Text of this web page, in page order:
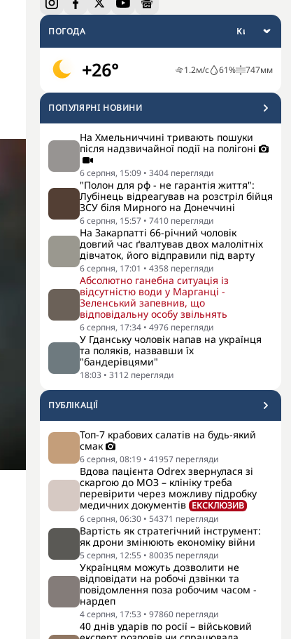
ПОГОДА
+26° 1.2м/с 61% 747мм
ПОПУЛЯРНI НОВИНИ
На Хмельниччині тривають пошуки
після надзвичайної події на полігоні
6 серпня, 15:09 • 3404 перегляди
"Полон для рф - не гарантія життя":
Лубінець відреагував на розстріл бійця
ЗСУ біля Мирного на Донеччині
6 серпня, 15:57 • 7410 перегляди
На Закарпатті 66-річний чоловік
довгий час ґвалтував двох малолітніх
дівчаток, його відправили під варту
6 серпня, 17:01 • 4358 перегляди
Абсолютно ганебна ситуація із
відсутністю води у Марганці -
Зеленський запевнив, що
відповідальну особу звільнять
6 серпня, 17:34 • 4976 перегляди
У Гданську чоловік напав на українця
та поляків, назвавши їх
"бандерівцями"
18:03 • 3112 перегляди
ПУБЛІКАЦІЇ
Топ-7 крабових салатів на будь-який
смак
6 серпня, 08:19 • 41957 перегляди
Вдова пацієнта Odrex звернулася зі
скаргою до МОЗ – клініку треба
перевірити через можливу підробку
медичних документів ЕКСКЛЮЗИВ
6 серпня, 06:30 • 54371 перегляди
Вартість як стратегічний інструмент:
як дрони змінюють економіку війни
5 серпня, 12:55 • 80035 перегляди
Українцям можуть дозволити не
відповідати на робочі дзвінки та
повідомлення поза робочим часом -
нардеп
4 серпня, 17:53 • 97860 перегляди
40 днів ударів по росії – військовий